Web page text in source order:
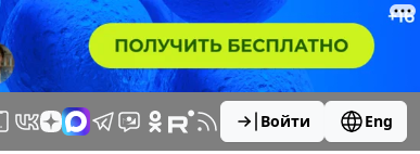
Войти Eng